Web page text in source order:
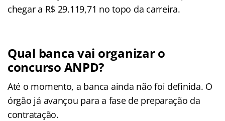
chegar a R$ 29.119,71 no topo da carreira.
Qual banca vai organizar o
concurso ANPD?
Até o momento, a banca ainda não foi definida. O
órgão já avançou para a fase de preparação da
contratação.